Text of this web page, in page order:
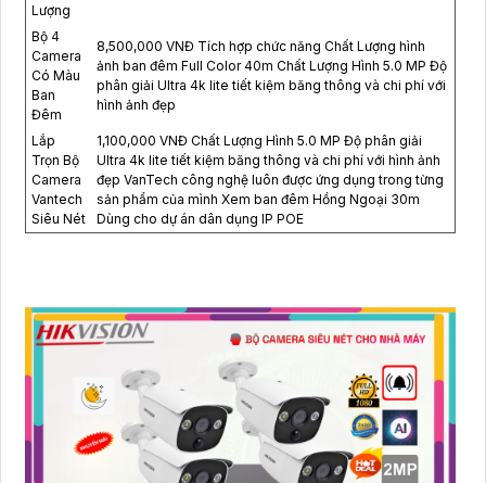
Lượng
Bộ 4
Camera
Có Màu
Ban
Đêm
8,500,000 VNĐ Tích hợp chức năng Chất Lượng hình
ảnh ban đêm Full Color 40m Chất Lượng Hình 5.0 MP Độ
phân giải Ultra 4k lite tiết kiệm băng thông và chi phí với
hình ảnh đẹp
Lắp
Trọn Bộ
Camera
Vantech
Siêu Nét
1,100,000 VNĐ Chất Lượng Hình 5.0 MP Độ phân giải
Ultra 4k lite tiết kiệm băng thông và chi phí với hình ảnh
đẹp VanTech công nghệ luôn được ứng dụng trong từng
sản phẩm của mình Xem ban đêm Hồng Ngoại 30m
Dùng cho dự án dân dụng IP POE